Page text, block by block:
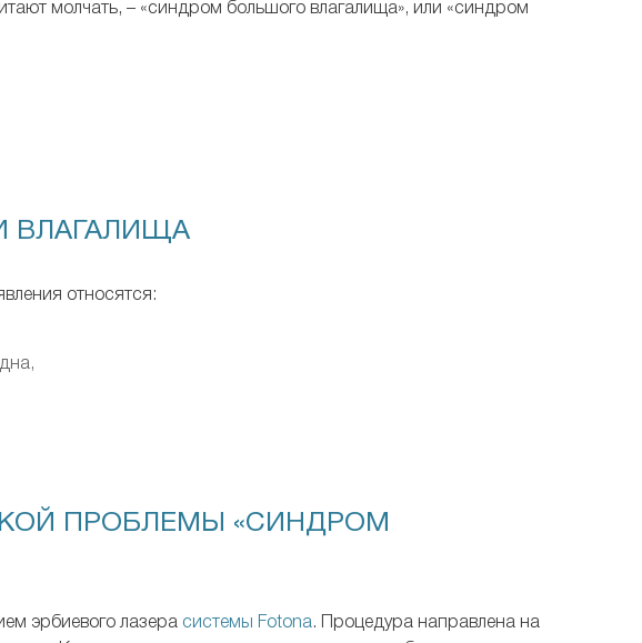
молчать, – «синдром большого влагалища», или «синдром
ВЛАГАЛИЩА
относятся:
ПРОБЛЕМЫ «СИНДРОМ
эрбиевого лазера системы Fotona. Процедура направлена на